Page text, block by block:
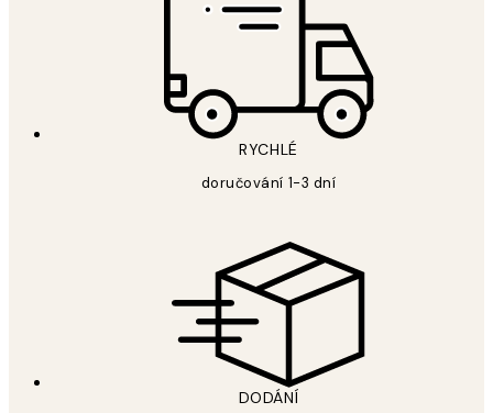
RYCHLÉ
doručování 1-3 dní
DODÁNÍ